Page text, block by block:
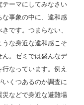
テーマにしてみなさい
な事象の中に、違和感
です。つまらない、
な身近な違和感こそ
。ゼミでは盛んなデ
なっています。例え
くつあるのか調査に
などで身近な避難場